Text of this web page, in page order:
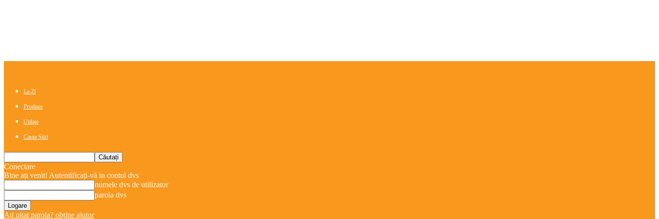
La Zi
Produse
Utilaje
Cauta Stiri
Conectare
Bine ați venit! Autentificați-vă in contul dvs
numele dvs de utilizator
parola dvs
Ați uitat parola? obține ajutor